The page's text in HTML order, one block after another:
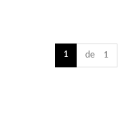
1 de 1